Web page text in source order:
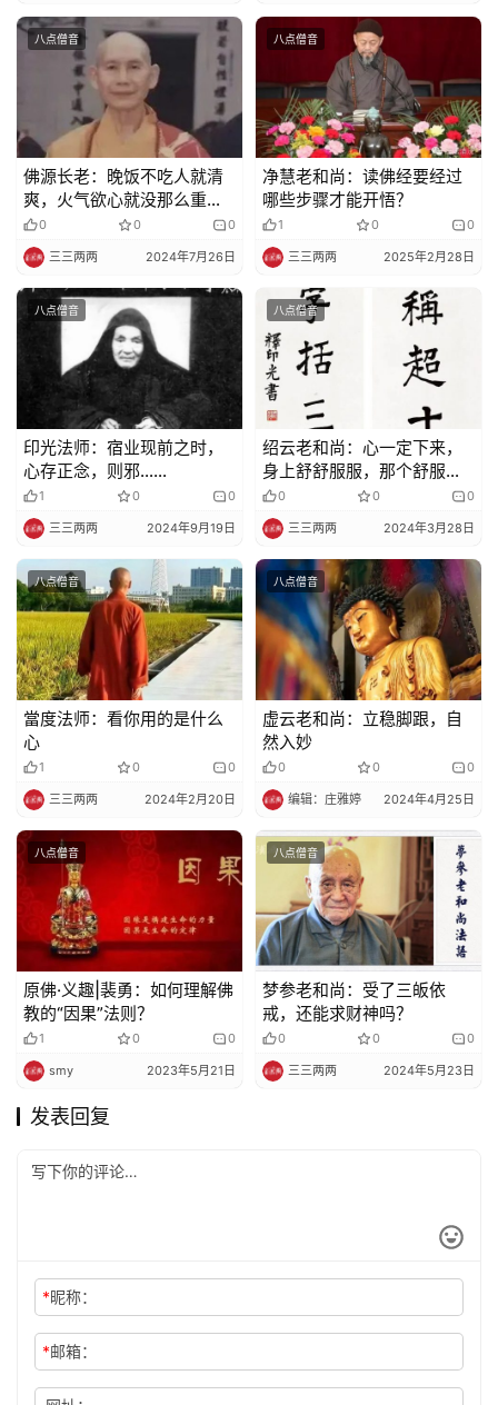
八点僧音
佛源长老：晚饭不吃人就清
爽，火气欲心就没那么重…
0 0 0
三三两两 2024年7月26日
八点僧音
净慧老和尚：读佛经要经过
哪些步骤才能开悟？
1 0 0
三三两两 2025年2月28日
八点僧音
印光法师：宿业现前之时，
心存正念，则邪……
1 0 0
三三两两 2024年9月19日
八点僧音
绍云老和尚：心一定下来，
身上舒舒服服，那个舒服是
难以言表的
0 0 0
三三两两 2024年3月28日
八点僧音
當度法师：看你用的是什么
心
1 0 0
三三两两 2024年2月20日
八点僧音
虚云老和尚：立稳脚跟，自
然入妙
0 0 0
编辑：庄雅婷 2024年4月25日
八点僧音
原佛·义趣|裴勇：如何理解佛
教的“因果”法则？
1 0 0
smy 2023年5月21日
八点僧音
梦参老和尚：受了三皈依
戒，还能求财神吗？
0 0 0
三三两两 2024年5月23日
发表回复
*昵称：
*邮箱：